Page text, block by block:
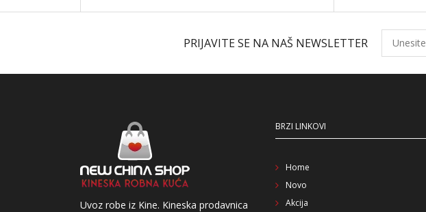
PRIJAVITE SE NA NAŠ NEWSLETTER
Uvoz robe iz Kine. Kineska prodavnica
BRZI LINKOVI
Home
Novo
Akcija